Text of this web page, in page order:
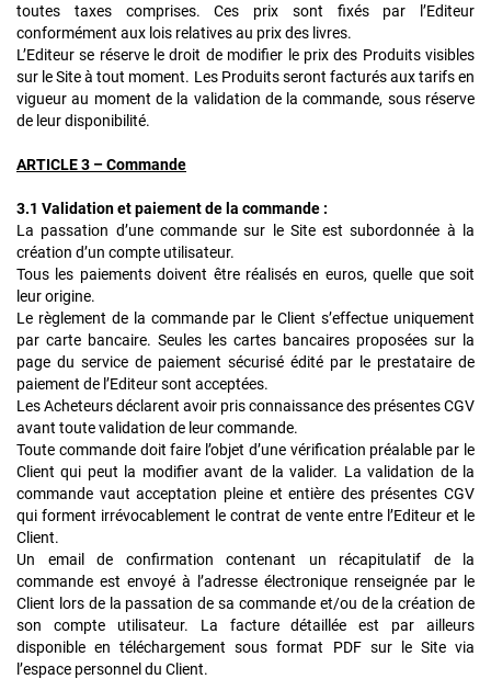
toutes taxes comprises. Ces prix sont fixés par l’Editeur
conformément aux lois relatives au prix des livres.
L’Editeur se réserve le droit de modifier le prix des Produits visibles
sur le Site à tout moment. Les Produits seront facturés aux tarifs en
vigueur au moment de la validation de la commande, sous réserve
de leur disponibilité.
ARTICLE 3 – Commande
3.1 Validation et paiement de la commande :
La passation d’une commande sur le Site est subordonnée à la
création d’un compte utilisateur.
Tous les paiements doivent être réalisés en euros, quelle que soit
leur origine.
Le règlement de la commande par le Client s’effectue uniquement
par carte bancaire. Seules les cartes bancaires proposées sur la
page du service de paiement sécurisé édité par le prestataire de
paiement de l’Editeur sont acceptées.
Les Acheteurs déclarent avoir pris connaissance des présentes CGV
avant toute validation de leur commande.
Toute commande doit faire l’objet d’une vérification préalable par le
Client qui peut la modifier avant de la valider. La validation de la
commande vaut acceptation pleine et entière des présentes CGV
qui forment irrévocablement le contrat de vente entre l’Editeur et le
Client.
Un email de confirmation contenant un récapitulatif de la
commande est envoyé à l’adresse électronique renseignée par le
Client lors de la passation de sa commande et/ou de la création de
son compte utilisateur. La facture détaillée est par ailleurs
disponible en téléchargement sous format PDF sur le Site via
l’espace personnel du Client.